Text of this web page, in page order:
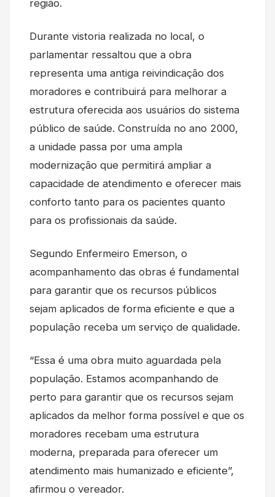
região.
Durante vistoria realizada no local, o
parlamentar ressaltou que a obra
representa uma antiga reivindicação dos
moradores e contribuirá para melhorar a
estrutura oferecida aos usuários do sistema
público de saúde. Construída no ano 2000,
a unidade passa por uma ampla
modernização que permitirá ampliar a
capacidade de atendimento e oferecer mais
conforto tanto para os pacientes quanto
para os profissionais da saúde.
Segundo Enfermeiro Emerson, o
acompanhamento das obras é fundamental
para garantir que os recursos públicos
sejam aplicados de forma eficiente e que a
população receba um serviço de qualidade.
“Essa é uma obra muito aguardada pela
população. Estamos acompanhando de
perto para garantir que os recursos sejam
aplicados da melhor forma possível e que os
moradores recebam uma estrutura
moderna, preparada para oferecer um
atendimento mais humanizado e eficiente”,
afirmou o vereador.